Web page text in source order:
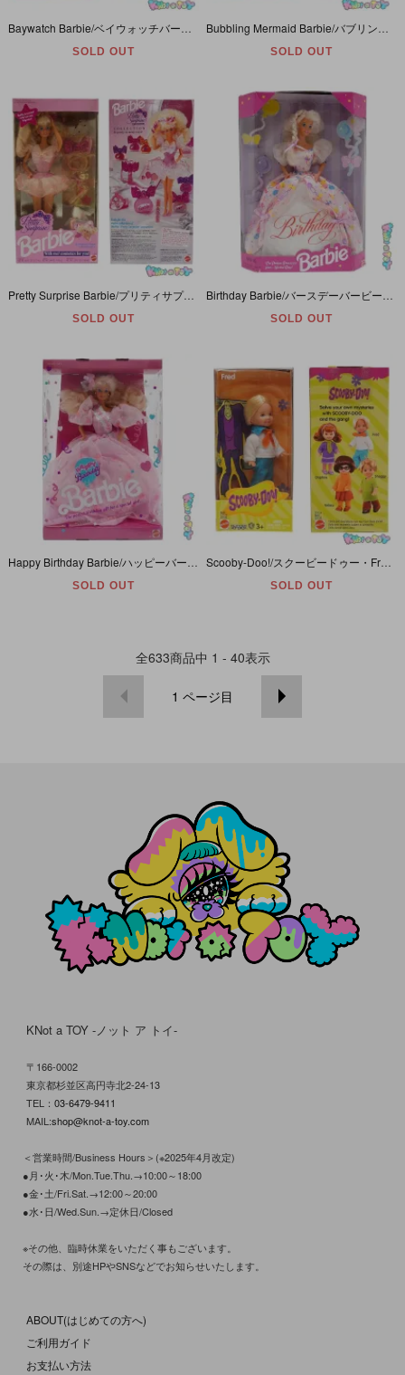
SOLD OUT SOLD OUT
Pretty Surprise Barbie/プリティサプライズバービー・1991年・MATTEL
SOLD OUT SOLD OUT
SOLD OUT SOLD OUT
全633商品中 1 - 40表示
1 ページ目
KNot a TOY -ノット ア トイ-
〒166-0002
東京都杉並区高円寺北2-24-13
TEL： 03-6479-9411
MAIL:shop@knot-a-toy.com
＜営業時間/Business Hours＞(※2025年4月改定)
●月･火･木/Mon.Tue.Thu.→10:00～18:00
●金･土/Fri.Sat.→12:00～20:00
●水･日/Wed.Sun.→定休日/Closed
※その他、臨時休業をいただく事もございます。
その際は、別途HPやSNSなどでお知らせいたします。
ABOUT(はじめての方へ)
ご利用ガイド
お支払い方法